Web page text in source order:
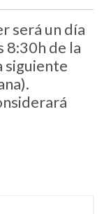
será un día
8:30h de la
siguiente